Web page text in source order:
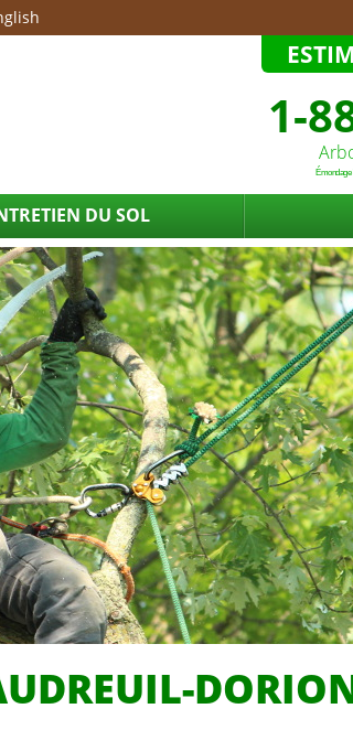
1-
Émondage
DU SOL